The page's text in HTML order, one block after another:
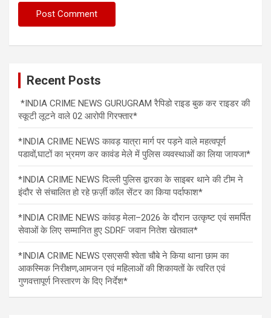
Recent Posts
*INDIA CRIME NEWS GURUGRAM रैपिडो राइड बुक कर राइडर की
स्कूटी लूटने वाले 02 आरोपी गिरफ्तार*
*INDIA CRIME NEWS कावड़ यात्रा मार्ग पर पड़ने वाले महत्वपूर्ण
पडावों,घाटों का भ्रमण कर कावंड मेले में पुलिस व्यवस्थाओं का लिया जायजा*
*INDIA CRIME NEWS दिल्ली पुलिस द्वारका के साइबर थाने की टीम ने
इंदौर से संचालित हो रहे फ़र्ज़ी कॉल सेंटर का किया पर्दाफाश*
*INDIA CRIME NEWS कांवड़ मेला–2026 के दौरान उत्कृष्ट एवं समर्पित
सेवाओं के लिए सम्मानित हुए SDRF जवान नितेश खेतवाल*
*INDIA CRIME NEWS एसएसपी श्वेता चौबे ने किया थाना छाम का
आकस्मिक निरीक्षण,आमजन एवं महिलाओं की शिकायतों के त्वरित एवं
गुणवत्तापूर्ण निस्तारण के दिए निर्देश*